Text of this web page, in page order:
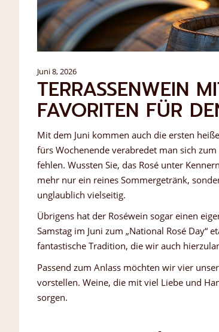
Juni 8, 2026
TERRASSENWEIN
FAVORITEN FÜR
Mit dem Juni kommen auch die ersten
fürs Wochenende verabredet man sich
fehlen. Wussten Sie, das Rosé unter
mehr nur ein reines Sommergetränk,
unglaublich vielseitig.
Übrigens hat der Roséwein sogar einen
Samstag im Juni zum „National Rosé Day“
fantastische Tradition, die wir auch
Passend zum Anlass möchten wir vier
vorstellen. Weine, die mit viel Liebe und
sorgen.